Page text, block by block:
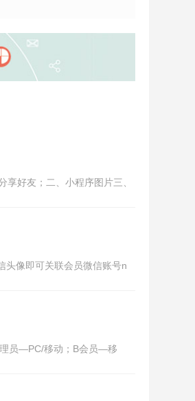
好友；二、小程序图片三、
像即可关联会员微信账号n
理员—PC/移动；B会员—移